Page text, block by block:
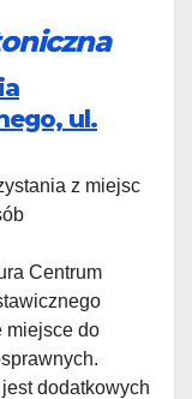
ul.
z miejsc
Centrum
miejsce do
dodatkowych